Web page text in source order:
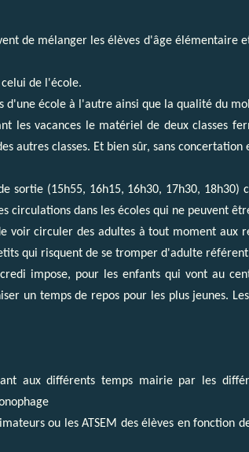
de mélanger les élèves d'âge
de l'école.
d'une école à l'autre ainsi que la qualité du
les vacances le matériel de deux classes
autres classes. Et bien sûr, sans concertation
sortie (15h55, 16h15, 16h30, 17h30, 18h30)
circulations dans les écoles qui ne peuvent
voir circuler des adultes à tout moment aux
qui risquent de se tromper d'adulte
impose, pour les enfants qui vont au
un temps de repos pour les plus jeunes.
aux différents temps mairie par les
ou les ATSEM des élèves en fonction